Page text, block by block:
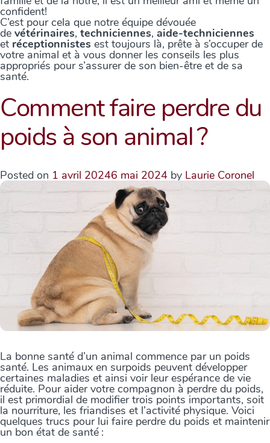
confident!
C’est pour cela que notre équipe dévouée
de vétérinaires, techniciennes, aide-techniciennes
et réceptionnistes est toujours là, prête à s’occuper de
votre animal et à vous donner les conseils les plus
appropriés pour s’assurer de son bien-être et de sa
santé.
Comment faire perdre du
poids à son animal ?
Posted on 1 avril 20246 mai 2024 by Laurie Coronel
La bonne santé d’un animal commence par un poids
santé. Les animaux en surpoids peuvent développer
certaines maladies et ainsi voir leur espérance de vie
réduite. Pour aider votre compagnon à perdre du poids,
il est primordial de modifier trois points importants, soit
la nourriture, les friandises et l’activité physique. Voici
quelques trucs pour lui faire perdre du poids et maintenir
un bon état de santé :